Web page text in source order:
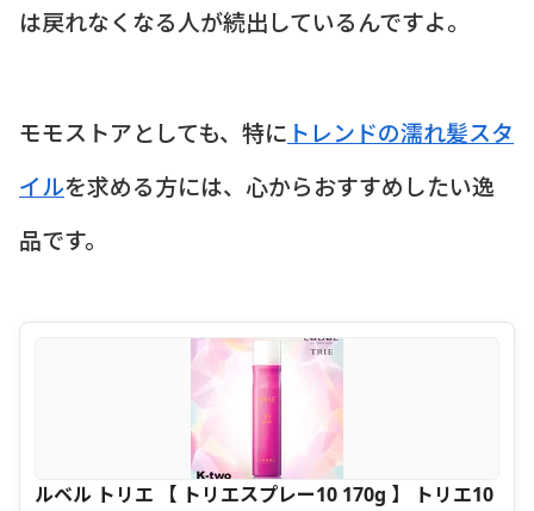
は戻れなくなる人が続出しているんですよ。
モモストアとしても、特に トレンドの濡れ髪スタ
イルを求める方には、心からおすすめしたい逸
品です。
ルベル トリエ 【 トリエスプレー10 170g 】 トリエ10